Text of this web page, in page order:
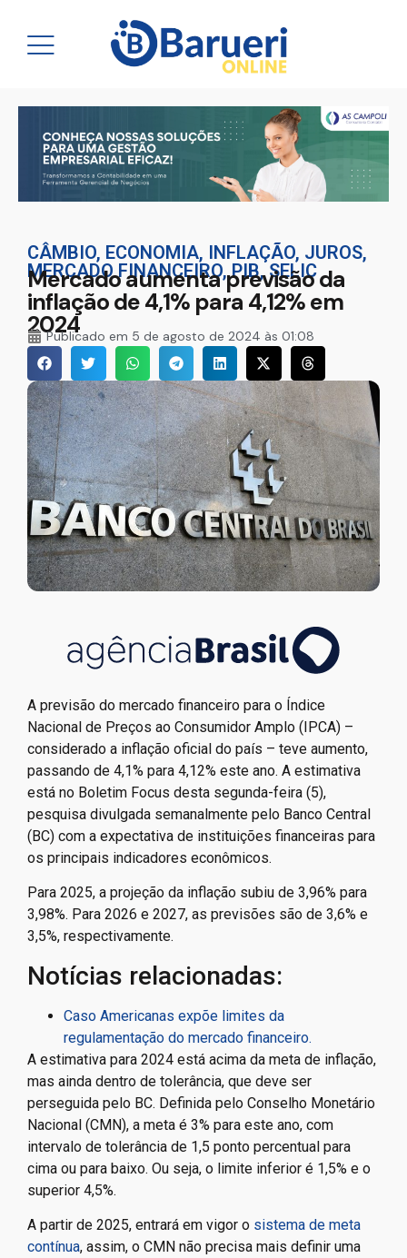
CÂMBIO, ECONOMIA, INFLAÇÃO, JUROS,
MERCADO FINANCEIRO,PIB,SELIC
Mercado aumenta previsão da
inflação de 4,1% para 4,12% em
2024
Publicado em 5 de agosto de 2024 às 01:08
A previsão do mercado financeiro para o Índice
Nacional de Preços ao Consumidor Amplo (IPCA) –
considerado a inflação oficial do país – teve aumento,
passando de 4,1% para 4,12% este ano. A estimativa
está no Boletim Focus desta segunda-feira (5),
pesquisa divulgada semanalmente pelo Banco Central
(BC) com a expectativa de instituições financeiras para
os principais indicadores econômicos.
Para 2025, a projeção da inflação subiu de 3,96% para
3,98%. Para 2026 e 2027, as previsões são de 3,6% e
3,5%, respectivamente.
Notícias relacionadas:
Caso Americanas expõe limites da
regulamentação do mercado financeiro.
A estimativa para 2024 está acima da meta de inflação,
mas ainda dentro de tolerância, que deve ser
perseguida pelo BC. Definida pelo Conselho Monetário
Nacional (CMN), a meta é 3% para este ano, com
intervalo de tolerância de 1,5 ponto percentual para
cima ou para baixo. Ou seja, o limite inferior é 1,5% e o
superior 4,5%.
A partir de 2025, entrará em vigor o sistema de meta
contínua, assim, o CMN não precisa mais definir uma